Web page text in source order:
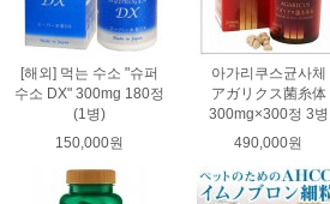
[해외] 먹는 수소 "슈퍼
수소 DX" 300mg 180정
(1병)
150,000원
아가리쿠스균사체
アガリクス菌糸体
300mg×300정 3병
490,000원